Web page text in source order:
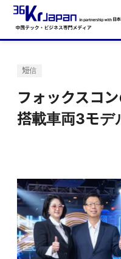
短信
フォックスコ
搭載車両3モデ